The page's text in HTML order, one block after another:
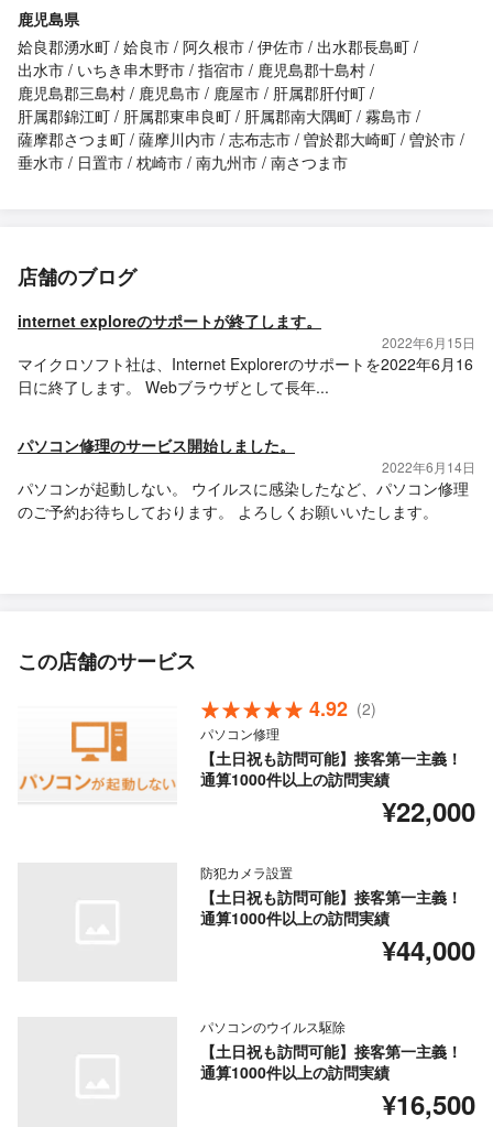
鹿児島県
姶良郡湧水町 姶良市 阿久根市 伊佐市
出水郡長島町
出水市
いちき串木野市 指宿市
鹿児島郡十島村
鹿児島郡三島村
鹿児島市 鹿屋市
肝属郡肝付町
肝属郡錦江町
肝属郡東串良町 肝属郡南大隅町 霧島市
薩摩郡さつま町 薩摩川内市 志布志市 曽於郡大崎町 曽於市
垂水市
日置市 枕崎市 南九州市 南さつま市
店舗のブログ
internet exploreのサポートが終了します。
2022年6月15日
マイクロソフト社は、Internet Explorerのサポートを2022年6月16
日に終了します。 Webブラウザとして長年...
パソコン修理のサービス開始しました。
2022年6月14日
パソコンが起動しない。 ウイルスに感染したなど、パソコン修理
のご予約お待ちしております。 よろしくお願いいたします。
この店舗のサービス
4.92 (2)
パソコン修理
【土日祝も訪問可能】接客第一主義！
通算1000件以上の訪問実績
¥22,000
防犯カメラ設置
【土日祝も訪問可能】接客第一主義！
通算1000件以上の訪問実績
¥44,000
パソコンのウイルス駆除
【土日祝も訪問可能】接客第一主義！
通算1000件以上の訪問実績
¥16,500